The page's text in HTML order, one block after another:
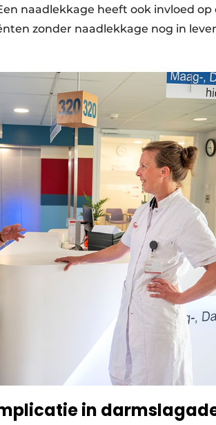
naadlekkage heeft ook invloed op
zonder naadlekkage nog in
in